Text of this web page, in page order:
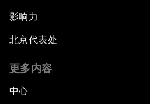
影响力
北京代表处
更多内容
中心